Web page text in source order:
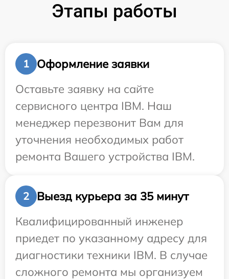
Этапы работы
1
Оформление заявки
Оставьте заявку на сайте
сервисного центра IBM. Наш
менеджер перезвонит Вам для
уточнения необходимых работ
ремонта Вашего устройства IBM.
2
Выезд курьера за 35 минут
Квалифицированный инженер
приедет по указанному адресу для
диагностики техники IBM. В случае
сложного ремонта мы организуем